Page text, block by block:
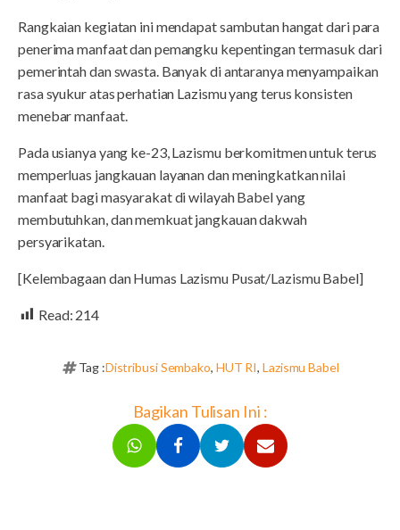
Rangkaian kegiatan ini mendapat sambutan hangat dari para
penerima manfaat dan pemangku kepentingan termasuk dari
pemerintah dan swasta. Banyak di antaranya menyampaikan
rasa syukur atas perhatian Lazismu yang terus konsisten
menebar manfaat.
Pada usianya yang ke-23, Lazismu berkomitmen untuk terus
memperluas jangkauan layanan dan meningkatkan nilai
manfaat bagi masyarakat di wilayah Babel yang
membutuhkan, dan memkuat jangkauan dakwah
persyarikatan.
[Kelembagaan dan Humas Lazismu Pusat/Lazismu Babel]
Read: 214
Tag :Distribusi Sembako, HUT RI,Lazismu Babel
Bagikan Tulisan Ini :